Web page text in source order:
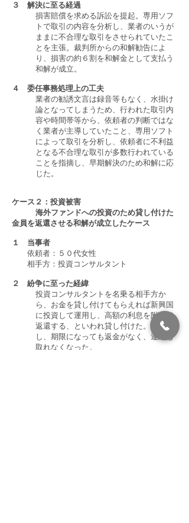
３ 解決に至る経過
損害賠償を求める訴訟を提起。専用ソフ
トで取引の内容を分析し、業者のいうが
ままに不合理な取引をさせられていたこ
とを主張。裁判所からの和解勧告によ
り、損害の約６割を和解金として支払う
和解が成立。
４ 委任事務処理上の工夫
業者の勧誘文言は録音等もなく、水掛け
論となってしまうため、行われた取引内
容や時間帯等から、依頼者の判断ではな
く業者が主導していたこと、専用ソフト
によって取引を分析し、依頼者に不利益
となる不合理な取引が多数行われている
ことを指摘し、早期解決のため和解に応
じた。
ケース２：投資被害
海外ファンドへの投資のため貸し付けた
金員を返還させる和解が成立したケース
１ 当事者
依頼者：５０代女性
相手方：投資コンサルタント
２ 紛争に至った経緯
投資コンサルタントを名乗る相手方か
ら、お金を貸し付けてもらえれば新興国
に投資して運用し、高額の利息を附して
返還する、といわれ貸し付けた。しか
し、期限になっても返金がなく、連絡も
取れなくなった。